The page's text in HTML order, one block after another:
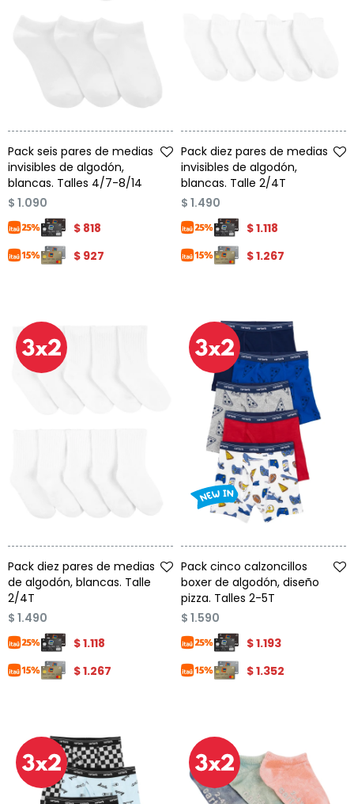
Pack seis pares de medias
invisibles de algodón,
blancas. Talles 4/7-8/14
$ 1.090
$ 818
$ 927
Pack diez pares de medias
invisibles de algodón,
blancas. Talle 2/4T
$ 1.490
$1.118
$1.267
Pack diez pares de medias
de algodón, blancas. Talle
2/4T
$ 1.490
$1.118
$1.267
Pack cinco calzoncillos
boxer de algodón, diseño
pizza. Talles 2-5T
$ 1.590
$1.193
$1.352